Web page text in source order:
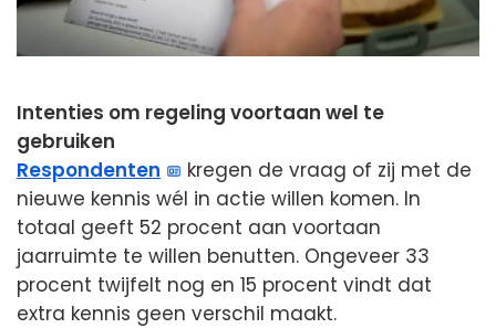
Intenties om regeling voortaan wel te
gebruiken
Respondenten
kregen de vraag of zij met de
nieuwe kennis wél in actie willen komen. In
totaal geeft 52 procent aan voortaan
jaarruimte te willen benutten. Ongeveer 33
procent twijfelt nog en 15 procent vindt dat
extra kennis geen verschil maakt.